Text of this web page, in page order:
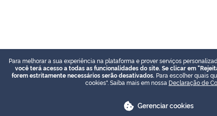
Para melhorar a sua experiência na plataforma e prover serviços
você terá acesso a todas as funcionalidades do site. Se clicar em
forem estritamente necessários serão desativados. Para escolher quais
cookies". Saiba mais em nossa Declaração de
Gerenciar cookies